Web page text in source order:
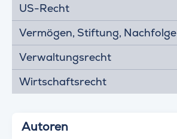
US-Recht
Vermögen, Stiftung, Nachfolge
Verwaltungsrecht
Wirtschaftsrecht
Autoren